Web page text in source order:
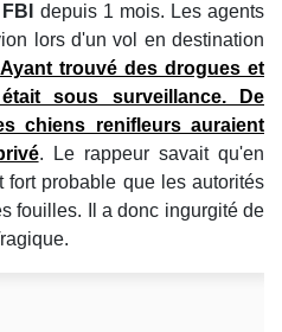
FBI depuis 1 mois. Les agents
lors d'un vol en destination
Ayant trouvé des drogues et
sous surveillance. De
chiens renifleurs auraient
. Le rappeur savait qu'en
fort probable que les autorités
fouilles. Il a donc ingurgité de